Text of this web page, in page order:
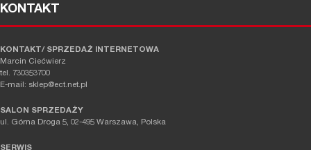
KONTAKT
KONTAKT/ SPRZEDAŻ INTERNETOWA
Marcin Ciećwierz
tel. 730353700
E-mail: sklep@ect.net.pl
SALON SPRZEDAŻY
ul. Górna Droga 5, 02-495 Warszawa, Polska
SERWIS